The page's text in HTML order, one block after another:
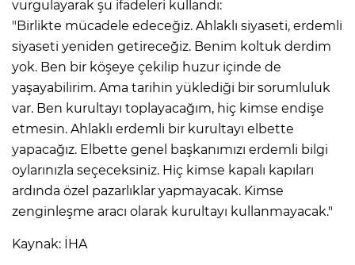
vurgulayarak şu ifadeleri kullandı:
"Birlikte mücadele edeceğiz. Ahlaklı siyaseti, erdemli
siyaseti yeniden getireceğiz. Benim koltuk derdim
yok. Ben bir köşeye çekilip huzur içinde de
yaşayabilirim. Ama tarihin yüklediği bir sorumluluk
var. Ben kurultayı toplayacağım, hiç kimse endişe
etmesin. Ahlaklı erdemli bir kurultayı elbette
yapacağız. Elbette genel başkanımızı erdemli bilgi
oylarınızla seçeceksiniz. Hiç kimse kapalı kapıları
ardında özel pazarlıklar yapmayacak. Kimse
zenginleşme aracı olarak kurultayı kullanmayacak."
Kaynak: İHA